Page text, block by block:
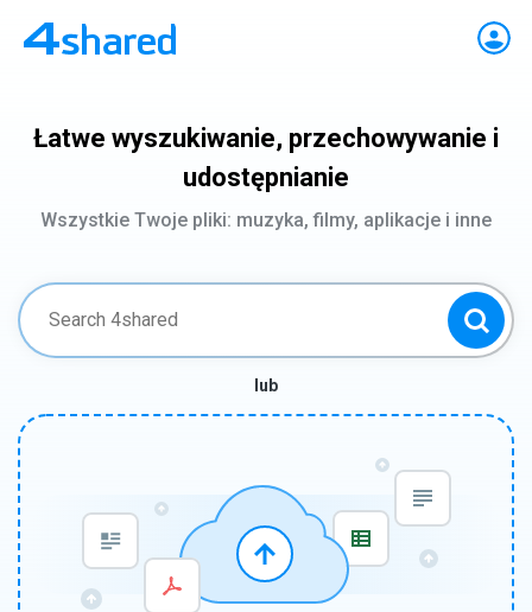
Łatwe wyszukiwanie, przechowywanie i
udostępnianie
Wszystkie Twoje pliki: muzyka, filmy, aplikacje i inne
lub